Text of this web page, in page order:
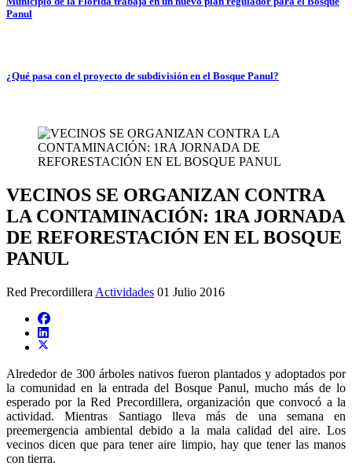
Panul
¿Qué pasa con el proyecto de subdivisión en el Bosque Panul?
VECINOS SE ORGANIZAN CONTRA
LA CONTAMINACIÓN: 1RA JORNADA
DE REFORESTACIÓN EN EL BOSQUE
PANUL
Red Precordillera Actividades 01 Julio 2016
Alrededor de 300 árboles nativos fueron plantados y adoptados por
la comunidad en la entrada del Bosque Panul, mucho más de lo
esperado por la Red Precordillera, organización que convocó a la
actividad. Mientras Santiago lleva más de una semana en
preemergencia ambiental debido a la mala calidad del aire. Los
vecinos dicen que para tener aire limpio, hay que tener las manos
con tierra.